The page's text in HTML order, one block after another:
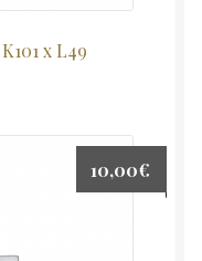
x L49
10,00€